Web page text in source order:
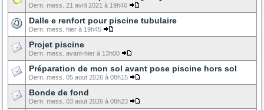
Dern. mess. 21 avril 2021 à 19h46
Dalle e renfort pour piscine tubulaire
Dern. mess. hier à 19h45
Projet piscine
Dern. mess. avant-hier à 13h00
Préparation de mon sol avant pose piscine hors sol
Dern. mess. 05 aout 2026 à 08h15
Bonde de fond
Dern. mess. 03 aout 2026 à 08h23